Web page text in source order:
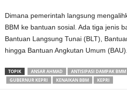
Dimana pemerintah langsung
BBM ke bantuan sosial. Ada tiga jenis
Bantuan Langsung Tunai (BLT),
hingga Bantuan Angkutan Umum
TOPIK ANSAR AHMAD ANTISIPASI DAMPAK BMM
GUBERNUR KEPRI
KENAIKAN BBM KEPRI